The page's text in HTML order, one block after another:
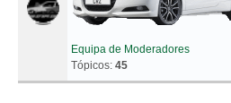
Equipa de Moderadores
Tópicos: 45